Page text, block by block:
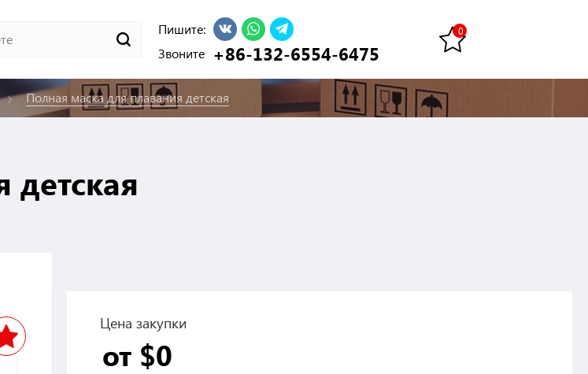
Пишите:
Звоните +86-132-6554-6475
Полная маска для плавания детская
Цена закупки
от $0